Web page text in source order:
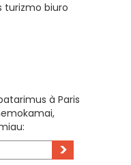
turizmo biuro
à Paris
>